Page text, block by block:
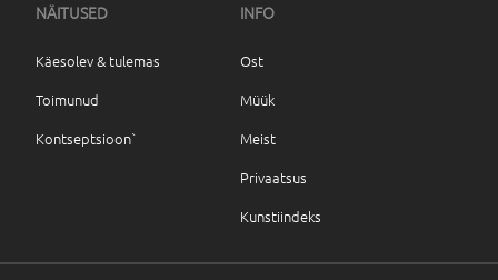
NÄITUSED
Käesolev & tulemas
Toimunud
Kontseptsioon`
INFO
Ost
Müük
Meist
Privaatsus
Kunstiindeks